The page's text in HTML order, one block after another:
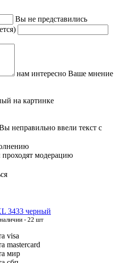
Вы не представились
нам интересно Ваше мнение
на картинке
неправильно ввели текст с
модерацию
3433 черный
- 22 шт